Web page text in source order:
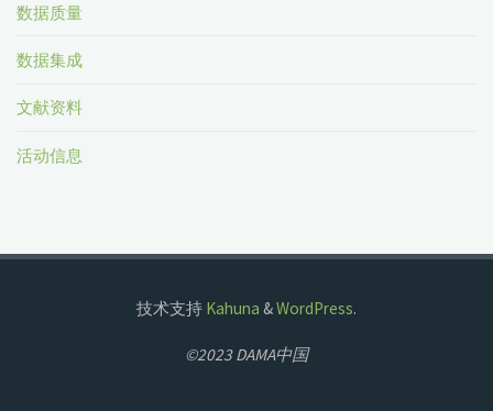
数据质量
数据集成
文献资料
活动信息
技术支持 Kahuna &WordPress.
©2023 DAMA中国